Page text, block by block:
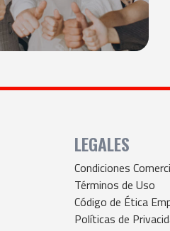
LEGALES
Condiciones
Términos de Uso
Código de Ética
Políticas de